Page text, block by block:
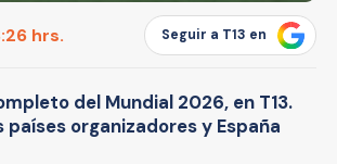
hrs. Seguir a T13 en
del Mundial 2026, en T13.
organizadores y España